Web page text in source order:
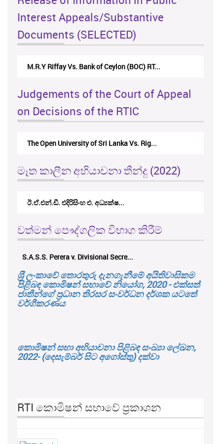
Interest Appeals/Substantive
Documents (SELECTED)
M.R.Y Riffay Vs. Bank of Ceylon (BOC) RT...
Judgements of the Court of Appeal
on Decisions of the RTIC
The Open University of Sri Lanka Vs. Rig...
මෑත කාලීන අභියාචනා තීන්දු (2022)
ඊ.ඒ.එන්.ඩී. එදිරිසිංහ එ. අධ්‍යක්ෂ...
වත්මන් පෞද්ගලික විභාග කිරීම්
S.A.S.S. Perera v. Divisional Secre...
ශ‍්‍රී ලංකාවේ තොරතුරු දැනගැනීමේ අයිතිවාසිකම
පිළිබඳ කොමිෂන් සභාවේ නියෝග, 2020 - එක්සත්
ජාතීන්ගේ ප්‍රධාන තිරසර සංවර්ධන දර්ශක යටතේ
වර්ගීකරණය
කොමිෂන් සභා අභියාචනා පිළිබඳ සංඛ්‍යා ලේඛන,
2022- (දෙසැම්බර් සිට අගෝස්තු) දක්වා
RTI කොමිෂන් සභාවේ ප්‍රකාශන